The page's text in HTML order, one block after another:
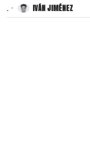
. IVÁN JIMÉNEZ